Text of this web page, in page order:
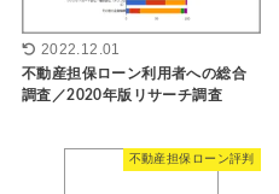
2022.12.01
不動産担保ローン利用者への総合
調査／2020年版リサーチ調査
不動産担保ローン評判